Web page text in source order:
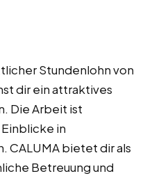
Stundenlohn von
dir ein attraktives
Die Arbeit ist
in
CALUMA bietet dir als
Betreuung und